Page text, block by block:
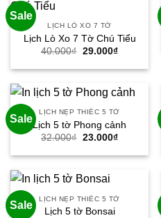
Sale
LỊCH LÒ XO 7 TỜ
Lịch Lò Xo 7 Tờ Chú Tiểu
40.000₫ Giá
là:
29.000₫Giá
tại
29.000₫.
Sale
LỊCH NẸP THIẾC 5 TỜ
Lịch 5 tờ Phong cảnh
32.000₫ Giá
là:
23.000₫Giá
tại
Sale
LỊCH NẸP THIẾC 5 TỜ
Lịch 5 tờ Bonsai